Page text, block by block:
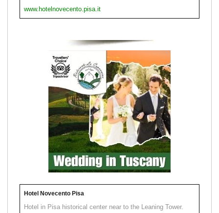
www.hotelnovecento.pisa.it
Hotel Novecento Pisa
Hotel in Pisa historical center near to the Leaning Tower.